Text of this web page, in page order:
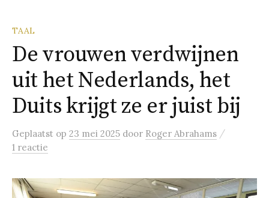
TAAL
De vrouwen verdwijnen
uit het Nederlands, het
Duits krijgt ze er juist bij
Geplaatst op 23 mei 2025 door Roger Abrahams /
1 reactie